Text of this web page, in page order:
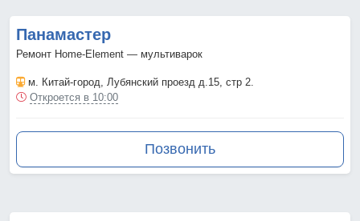
Панамастер
Ремонт Home-Element — мультиварок
м. Китай-город, Лубянский проезд д.15, стр 2.
Откроется в 10:00
Позвонить